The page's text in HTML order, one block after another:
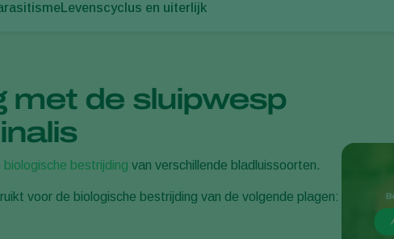
Levenscyclus en uiterlijk
met de sluipwesp
biologische bestrijding van verschillende bladluissoorten.
voor de biologische bestrijding van de volgende plagen: